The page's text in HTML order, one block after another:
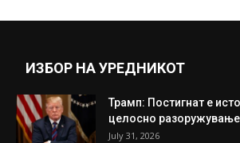
ИЗБОР НА УРЕДНИКОТ
Трамп: Постигнат е
целосно
July 31, 2026